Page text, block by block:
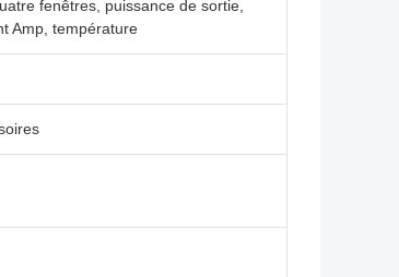
fenêtres, puissance de sortie,
Amp, température